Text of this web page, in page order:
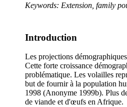
Keywords: Extension, family
Introduction
Les projections
Cette forte croissance
problématique. Les volailles
but de fournir à la population
1998 (Anonyme 1999b). Plus
de viande et d'œufs en Afrique.